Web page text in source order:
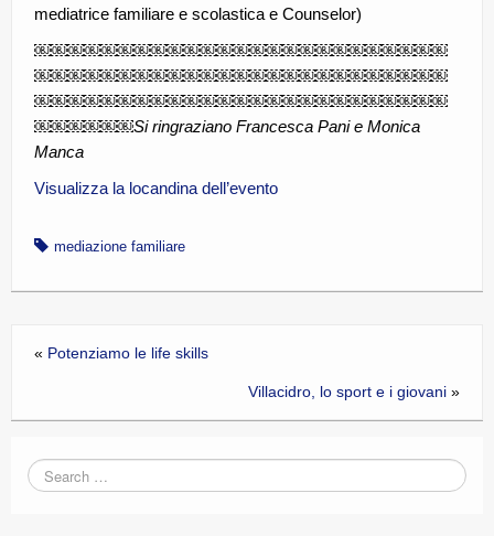
mediatrice familiare e scolastica e Counselor)
￼￼￼￼￼￼￼￼￼￼￼￼￼￼￼￼￼￼￼￼￼￼￼￼￼
￼￼￼￼￼￼￼￼￼￼￼￼￼￼￼￼￼￼￼￼￼￼￼￼￼
￼￼￼￼￼￼￼￼￼￼￼￼￼￼￼￼￼￼￼￼￼￼￼￼￼
￼￼￼￼￼￼Si ringraziano Francesca Pani e Monica
Manca
Visualizza la locandina dell’evento
mediazione familiare
« Potenziamo le life skills
Villacidro, lo sport e i giovani »